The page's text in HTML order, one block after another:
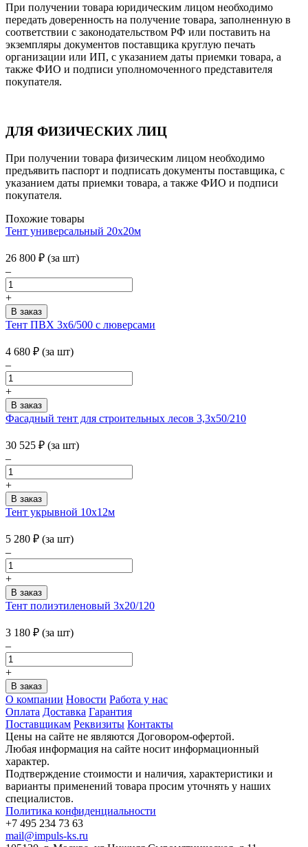
При получении товара юридическим лицом необходимо
передать доверенность на получение товара, заполненную в
соответствии с законодательством РФ или поставить на
экземпляры документов поставщика круглую печать
организации или ИП, с указанием даты приемки товара, а
также ФИО и подписи уполномоченного представителя
покупателя.
ДЛЯ ФИЗИЧЕСКИХ ЛИЦ
При получении товара физическим лицом необходимо
предъявить паспорт и подписать документы поставщика, с
указанием даты приемки товара, а также ФИО и подписи
покупателя.
Похожие товары
Тент универсальный 20х20м
26 800 ₽ (за шт)
–
+
Тент ПВХ 3х6/500 с люверсами
4 680 ₽ (за шт)
–
+
Фасадный тент для строительных лесов 3,3х50/210
30 525 ₽ (за шт)
–
+
Тент укрывной 10х12м
5 280 ₽ (за шт)
–
+
Тент полиэтиленовый 3х20/120
3 180 ₽ (за шт)
–
+
О компании Новости Работа у нас
Оплата Доставка Гарантия
Поставщикам Реквизиты Контакты
Цены на сайте не являются Договором-офертой.
Любая информация на сайте носит информационный
характер.
Подтверждение стоимости и наличия, характеристики и
варианты применений товара просим уточнять у наших
специалистов.
Политика конфиденциальности
+7 495 234 73 63
mail@impuls-ks.ru